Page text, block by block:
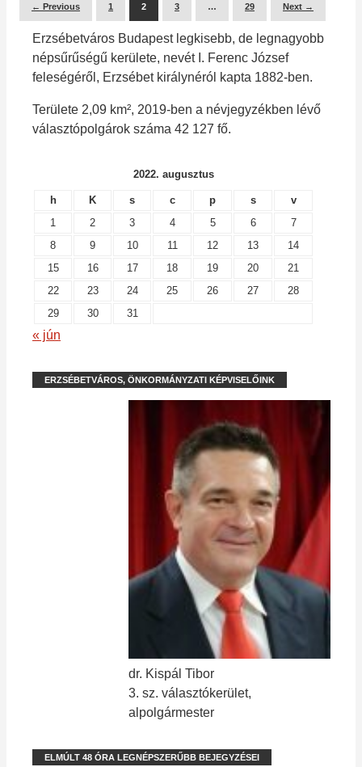
← Previous 1 2 3 … 29 Next →
Erzsébetváros Budapest legkisebb, de legnagyobb
népsűrűségű kerülete, nevét I. Ferenc József
feleségéről, Erzsébet királynéról kapta 1882-ben.
Területe 2,09 km², 2019-ben a névjegyzékben lévő
választópolgárok száma 42 127 fő.
2022. augusztus
h K s c p s
v
1
2 3 4 5 6
7
8
9 10 11 12 13
14
15
16 17 18 19 20
21
22
23 24 25 26 27
28
29
30 31
« jún
ERZSÉBETVÁROS, ÖNKORMÁNYZATI KÉPVISELŐINK
dr. Kispál Tibor
3. sz. választókerület,
alpolgármester
ELMÚLT 48 ÓRA LEGNÉPSZERŰBB BEJEGYZÉSEI